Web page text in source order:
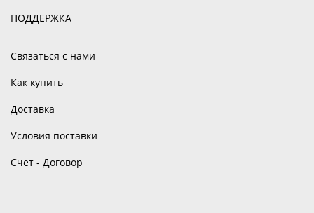
ПОДДЕРЖКА
Связаться с нами
Как купить
Доставка
Условия поставки
Счет - Договор